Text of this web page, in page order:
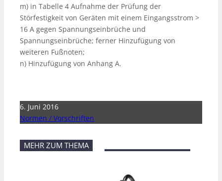
m) in Tabelle 4 Aufnahme der Prüfung der
Störfestigkeit von Geräten mit einem Eingangsstrom >
16 A gegen Spannungseinbrüche und
Spannungseinbrüche; ferner Hinzufügung von
weiteren Fußnoten;
n) Hinzufügung von Anhang A.
6. Juni 2016
Normen / Vorschriften
MEHR ZUM THEMA